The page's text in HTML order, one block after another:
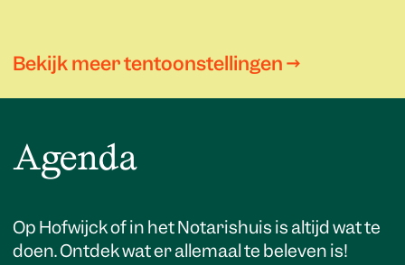
Bekijk meer tentoonstellingen →
Agenda
Op Hofwijck of in het Notarishuis is altijd wat te
doen. Ontdek wat er allemaal te beleven is!